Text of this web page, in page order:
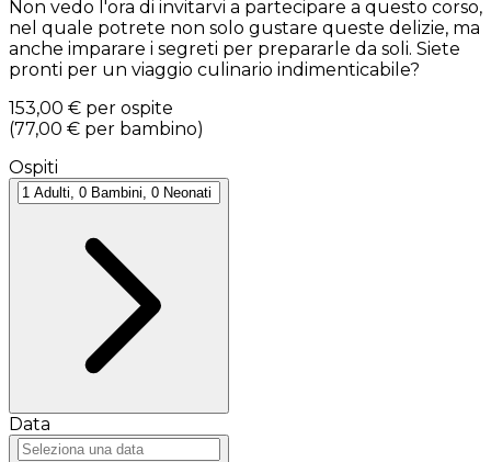
Non vedo l'ora di invitarvi a partecipare a questo corso,
nel quale potrete non solo gustare queste delizie, ma
anche imparare i segreti per prepararle da soli. Siete
pronti per un viaggio culinario indimenticabile?
153,00 € per ospite
(77,00 € per bambino)
Ospiti
Data